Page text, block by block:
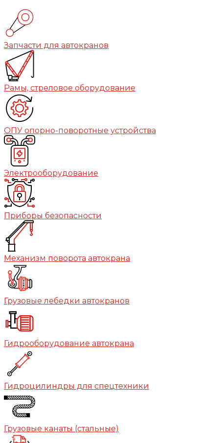
Запчасти для автокранов
Рамы, стреловое оборудование
ОПУ опорно-поворотные устройства
Электрооборудование
Приборы безопасности
Механизм поворота автокрана
Грузовые лебедки автокранов
Гидрооборудование автокрана
Гидроцилиндры для спецтехники
Грузовые канаты (стальные)